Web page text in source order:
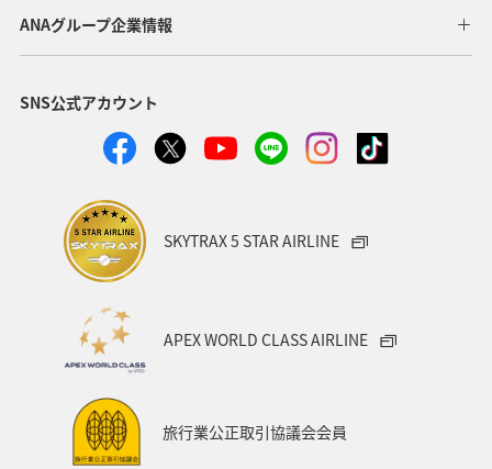
ANAグループ企業情報
SNS公式アカウント
SKYTRAX 5 STAR AIRLINE
APEX WORLD CLASS AIRLINE
旅行業公正取引協議会会員